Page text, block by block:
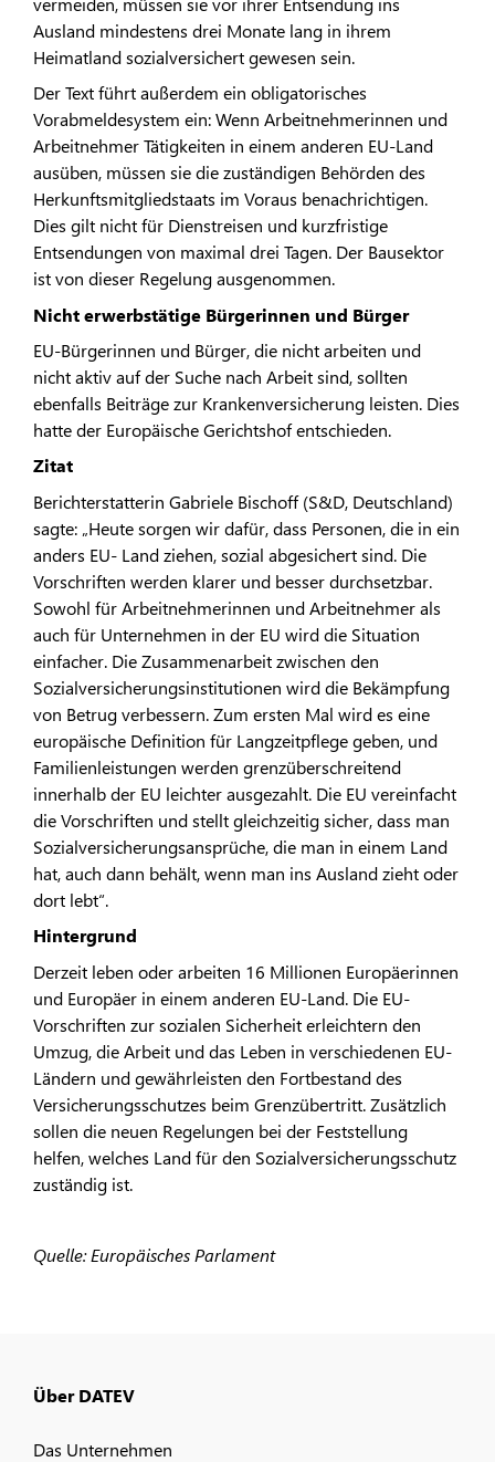
Ausland mindestens drei Monate lang in ihrem
Heimatland sozialversichert gewesen sein.
Der Text führt außerdem ein obligatorisches
Vorabmeldesystem ein: Wenn Arbeitnehmerinnen und
Arbeitnehmer Tätigkeiten in einem anderen EU-Land
ausüben, müssen sie die zuständigen Behörden des
Herkunftsmitgliedstaats im Voraus benachrichtigen.
Dies gilt nicht für Dienstreisen und kurzfristige
Entsendungen von maximal drei Tagen. Der Bausektor
ist von dieser Regelung ausgenommen.
Nicht erwerbstätige Bürgerinnen und Bürger
EU-Bürgerinnen und Bürger, die nicht arbeiten und
nicht aktiv auf der Suche nach Arbeit sind, sollten
ebenfalls Beiträge zur Krankenversicherung leisten. Dies
hatte der Europäische Gerichtshof entschieden.
Zitat
Berichterstatterin Gabriele Bischoff (S&D, Deutschland)
sagte: „Heute sorgen wir dafür, dass Personen, die in ein
anders EU- Land ziehen, sozial abgesichert sind. Die
Vorschriften werden klarer und besser durchsetzbar.
Sowohl für Arbeitnehmerinnen und Arbeitnehmer als
auch für Unternehmen in der EU wird die Situation
einfacher. Die Zusammenarbeit zwischen den
Sozialversicherungsinstitutionen wird die Bekämpfung
von Betrug verbessern. Zum ersten Mal wird es eine
europäische Definition für Langzeitpflege geben, und
Familienleistungen werden grenzüberschreitend
innerhalb der EU leichter ausgezahlt. Die EU vereinfacht
die Vorschriften und stellt gleichzeitig sicher, dass man
Sozialversicherungsansprüche, die man in einem Land
hat, auch dann behält, wenn man ins Ausland zieht oder
dort lebt“.
Hintergrund
Derzeit leben oder arbeiten 16 Millionen Europäerinnen
und Europäer in einem anderen EU-Land. Die EU-
Vorschriften zur sozialen Sicherheit erleichtern den
Umzug, die Arbeit und das Leben in verschiedenen EU-
Ländern und gewährleisten den Fortbestand des
Versicherungsschutzes beim Grenzübertritt. Zusätzlich
sollen die neuen Regelungen bei der Feststellung
helfen, welches Land für den Sozialversicherungsschutz
zuständig ist.
Quelle: Europäisches Parlament
Über DATEV
Das Unternehmen